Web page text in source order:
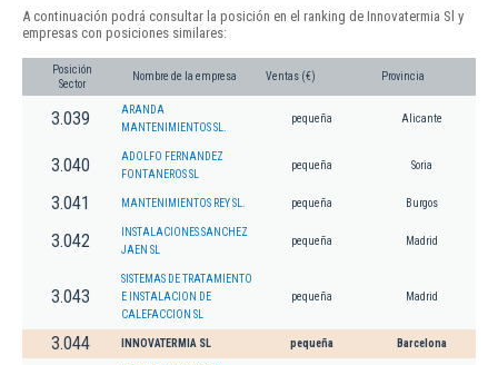
A continuación podrá consultar la posición en el ranking de Innovatermia Sl y
empresas con posiciones similares:
Posición
Sector
Nombre de la empresa Ventas (€) Provincia
3.039
ARANDA
MANTENIMIENTOS SL.
pequeña Alicante
3.040
ADOLFO FERNANDEZ
FONTANEROS SL
pequeña Soria
3.041 MANTENIMIENTOS REY SL. pequeña Burgos
3.042
INSTALACIONES SANCHEZ
JAEN SL
pequeña Madrid
3.043
SISTEMAS DE TRATAMIENTO
E INSTALACION DE
CALEFACCION SL
pequeña Madrid
3.044 INNOVATERMIA SL pequeña Barcelona